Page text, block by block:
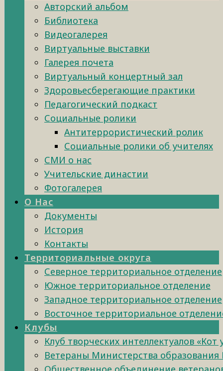
Авторский альбом
Библиотека
Видеогалерея
Виртуальные выставки
Галерея почета
Виртуальный концертный зал
Здоровьесберегающие практики
Педагогический подкаст
Социальные ролики
Антитеррористический ролик
Социальные ролики об учителях
СМИ о нас
Учительские династии
Фотогалерея
О Нас
Документы
История
Контакты
Территориальные округа
Северное территориальное отделение
Южное территориальное отделение
Западное территориальное отделение
Восточное территориальное
Клубы
Клуб творческих интеллектуалов «Кот
Ветераны Министерства образования